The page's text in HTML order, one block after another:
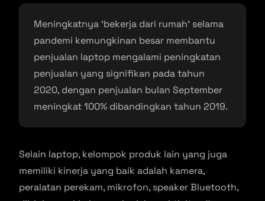
Meningkatnya ‘bekerja dari rumah’ selama
pandemi kemungkinan besar membantu
penjualan laptop mengalami peningkatan
penjualan yang signifikan pada tahun
2020, dengan penjualan bulan September
meningkat 100% dibandingkan tahun 2019.
Selain laptop, kelompok produk lain yang juga
memiliki kinerja yang baik adalah kamera,
peralatan perekam, mikrofon, speaker Bluetooth,